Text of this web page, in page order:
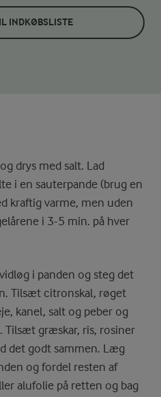
INDKØBSLISTE
drys med salt. Lad
i en sauterpande (brug en
kraftig varme, men uden
i 3-5 min. på hver
i panden og steg det
Tilsæt citronskal, røget
kanel, salt og peber og
Tilsæt græskar, ris, rosiner
det godt sammen. Læg
og fordel resten af
alufolie på retten og bag